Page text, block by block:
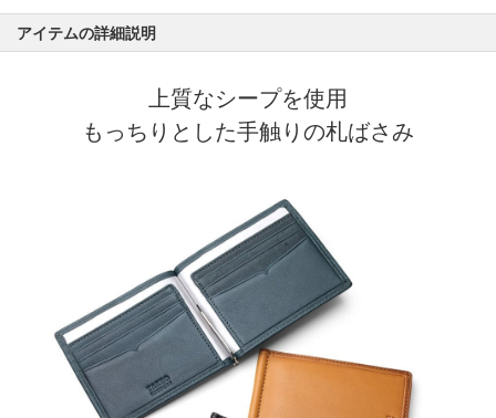
アイテムの詳細説明
上質なシープを使用
もっちりとした手触りの札ばさみ